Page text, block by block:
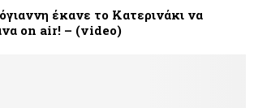
έκανε το Κατερινάκι να
on air! – (video)